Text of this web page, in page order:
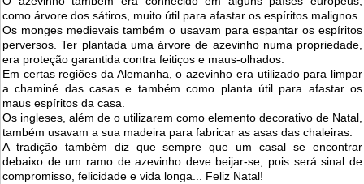
como árvore dos sátiros, muito útil para afastar os espíritos malignos.
Os monges medievais também o usavam para espantar os espíritos
perversos. Ter plantada uma árvore de azevinho numa propriedade,
era proteção garantida contra feitiços e maus-olhados.
Em certas regiões da Alemanha, o azevinho era utilizado para limpar
a chaminé das casas e também como planta útil para afastar os
maus espíritos da casa.
Os ingleses, além de o utilizarem como elemento decorativo de Natal,
também usavam a sua madeira para fabricar as asas das chaleiras.
A tradição também diz que sempre que um casal se encontrar
debaixo de um ramo de azevinho deve beijar-se, pois será sinal de
compromisso, felicidade e vida longa... Feliz Natal!